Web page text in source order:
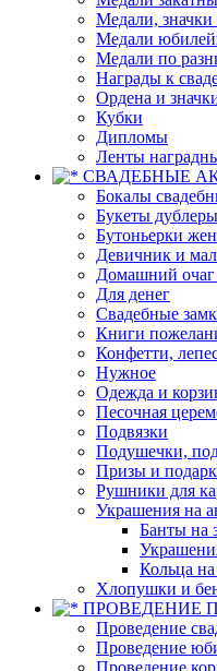
Медали,
Медали
Медали по
Награды к
Ордена и
Кубки
Дипломы
Ленты
СВАДЕБНЫЕ
Бокалы
Букеты дублеры
Бутоньерки
Девичник и
Домашний очаг
Для денег
Свадебные
Книги
Конфетти,
Нужное
Одежда и
Песочная
Подвязки
Подушечки,
Призы и
Рушники для
Украшения на
Банты на
Кольца
Хлопушки и
ПРОВЕДЕНИЕ
Проведение
Проведение
Проведение